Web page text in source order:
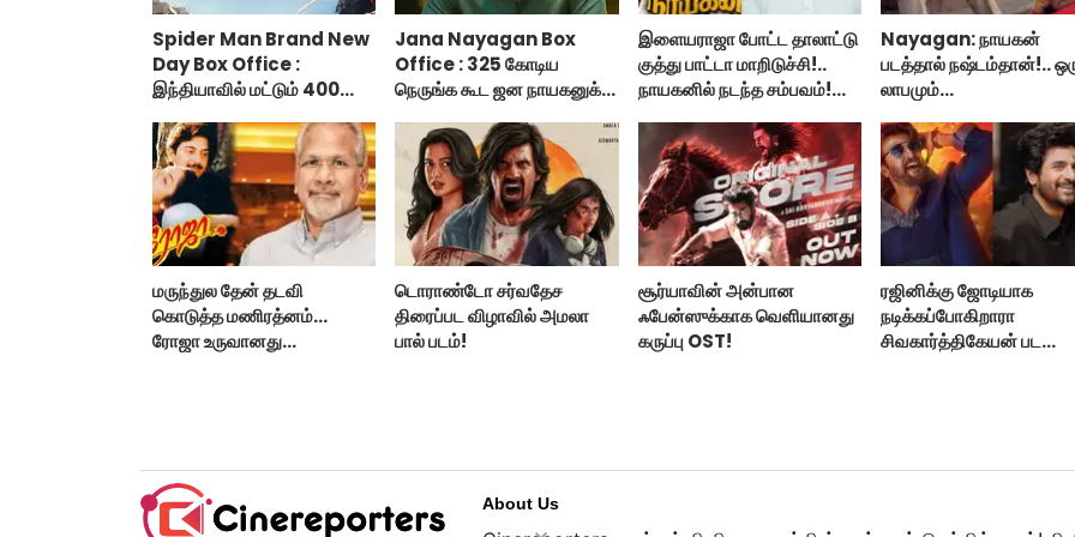
Spider Man Brand New
Day Box Office :
இந்தியாவில் மட்டும் 400
மேன் பிராண்ட் நியூ டே?
Jana Nayagan Box
Office : 325 கோடிய
நெருங்க கூட ஜன நாயகனுக்கு
இளையராஜா போட்ட தாலாட்டு
குத்து பாட்டா மாறிடுச்சி!..
நாயகனில் நடந்த சம்பவம்!...
Nayagan: நாயகன்
படத்தால் நஷ்டம்தான்!..
லாபமும்
பேட்டி..
மருந்துல தேன் தடவி
கொடுத்த மணிரத்னம்...
ரோஜா உருவானது
டொராண்டோ சர்வதேச
திரைப்பட விழாவில் அமலா
பால் படம்!
சூர்யாவின் அன்பான
ஃபேன்ஸுக்காக வெளியானது
கருப்பு OST!
ரஜினிக்கு ஜோடியாக
நடிக்கப்போகிறாரா
சிவகார்த்திகேயன் பட
About Us